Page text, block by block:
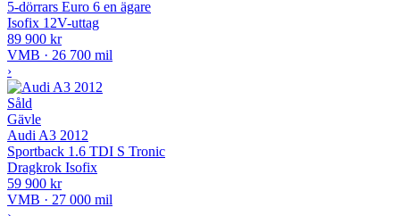
5-dörrars Euro 6 en ägare
Isofix 12V-uttag
89 900 kr
VMB · 26 700 mil
›
Såld
Gävle
Audi A3 2012
Sportback 1.6 TDI S Tronic
Dragkrok Isofix
59 900 kr
VMB · 27 000 mil